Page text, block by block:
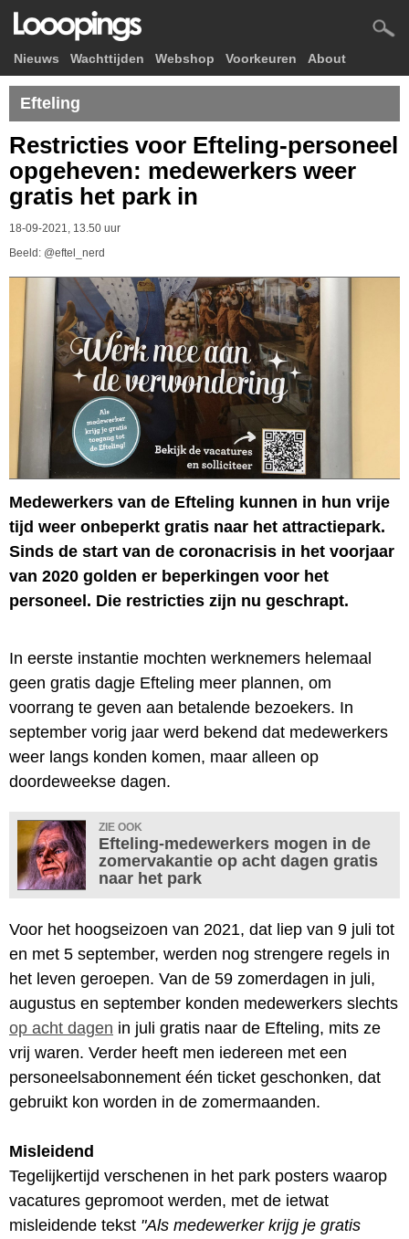
Nieuws Wachttijden Webshop Voorkeuren About
Efteling
Restricties voor Efteling-personeel
opgeheven: medewerkers weer
gratis het park in
18-09-2021, 13.50 uur
Beeld: @eftel_nerd
Medewerkers van de Efteling kunnen in hun vrije
tijd weer onbeperkt gratis naar het attractiepark.
Sinds de start van de coronacrisis in het voorjaar
van 2020 golden er beperkingen voor het
personeel. Die restricties zijn nu geschrapt.
In eerste instantie mochten werknemers helemaal
geen gratis dagje Efteling meer plannen, om
voorrang te geven aan betalende bezoekers. In
september vorig jaar werd bekend dat medewerkers
weer langs konden komen, maar alleen op
doordeweekse dagen.
ZIE OOK
Efteling-medewerkers mogen in de
zomervakantie op acht dagen gratis
naar het park
Voor het hoogseizoen van 2021, dat liep van 9 juli tot
en met 5 september, werden nog strengere regels in
het leven geroepen. Van de 59 zomerdagen in juli,
augustus en september konden medewerkers slechts
op acht dagen in juli gratis naar de Efteling, mits ze
vrij waren. Verder heeft men iedereen met een
personeelsabonnement één ticket geschonken, dat
gebruikt kon worden in de zomermaanden.
Misleidend
Tegelijkertijd verschenen in het park posters waarop
vacatures gepromoot werden, met de ietwat
misleidende tekst "Als medewerker krijg je gratis